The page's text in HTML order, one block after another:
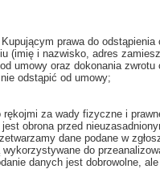
prawa do
i nazwisko, adres
umowy oraz dokonania
odstąpić od umowy;
za wady fizyczne i
obrona przed
dane podane w
do
danych jest dobrowolne,